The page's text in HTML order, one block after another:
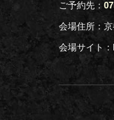
ご予約先：
会場住所：
会場サイト